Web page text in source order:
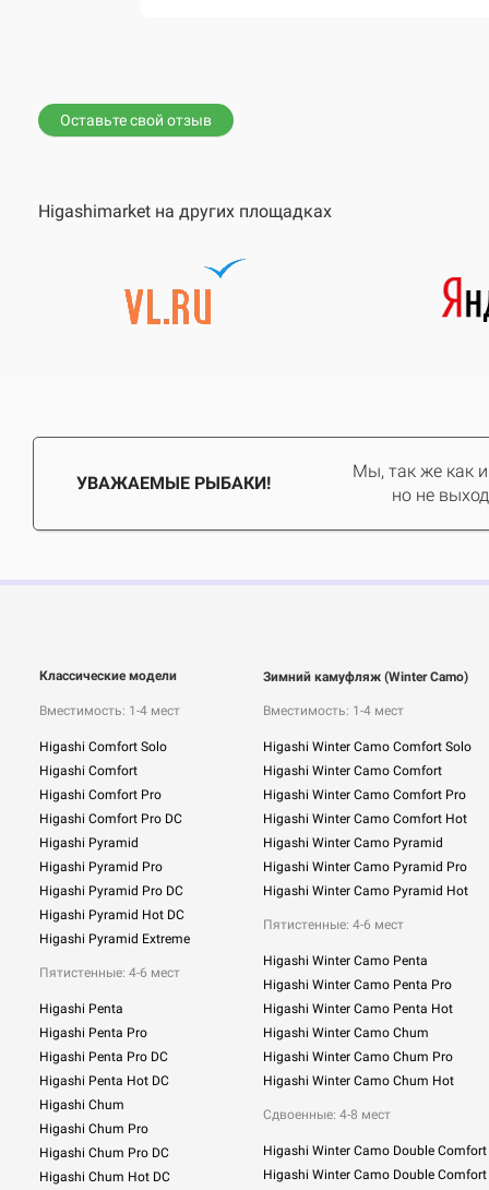
Оставьте свой отзыв
Higashimarket на других площадках
УВАЖАЕМЫЕ РЫБАКИ!
Мы, так же как
но не
Классические модели
Вместимость: 1-4 мест
Higashi Comfort Solo
Higashi Comfort
Higashi Comfort Pro
Higashi Comfort Pro DC
Higashi Pyramid
Higashi Pyramid Pro
Higashi Pyramid Pro DC
Higashi Pyramid Hot DC
Higashi Pyramid Extreme
Пятистенные: 4-6 мест
Higashi Penta
Higashi Penta Pro
Higashi Penta Pro DC
Higashi Penta Hot DC
Higashi Chum
Higashi Chum Pro
Higashi Chum Pro DC
Higashi Chum Hot DC
Зимний камуфляж (Winter Camo)
Вместимость: 1-4 мест
Higashi Winter Camo Comfort Solo
Higashi Winter Camo Comfort
Higashi Winter Camo Comfort Pro
Higashi Winter Camo Comfort Hot
Higashi Winter Camo Pyramid
Higashi Winter Camo Pyramid Pro
Higashi Winter Camo Pyramid Hot
Пятистенные: 4-6 мест
Higashi Winter Camo Penta
Higashi Winter Camo Penta Pro
Higashi Winter Camo Penta Hot
Higashi Winter Camo Chum
Higashi Winter Camo Chum Pro
Higashi Winter Camo Chum Hot
Сдвоенные: 4-8 мест
Higashi Winter Camo Double Comfort
Higashi Winter Camo Double